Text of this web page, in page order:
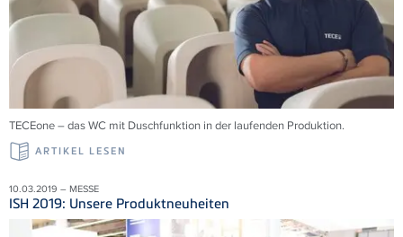
TECEone – das WC mit Duschfunktion in der laufenden Produktion.
ARTIKEL LESEN
10.03.2019 – MESSE
ISH 2019: Unsere Produktneuheiten